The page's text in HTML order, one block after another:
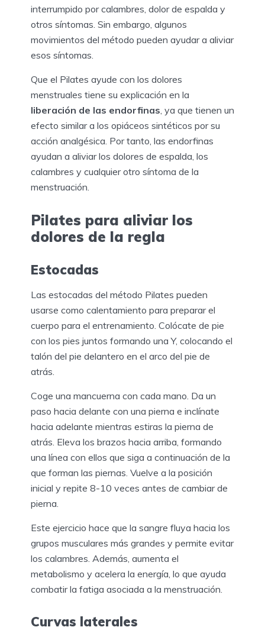
interrumpido por calambres, dolor de espalda y
otros síntomas. Sin embargo, algunos
movimientos del método pueden ayudar a aliviar
esos síntomas.
Que el Pilates ayude con los dolores
menstruales tiene su explicación en la
liberación de las endorfinas, ya que tienen un
efecto similar a los opiáceos sintéticos por su
acción analgésica. Por tanto, las endorfinas
ayudan a aliviar los dolores de espalda, los
calambres y cualquier otro síntoma de la
menstruación.
Pilates para aliviar los
dolores de la regla
Estocadas
Las estocadas del método Pilates pueden
usarse como calentamiento para preparar el
cuerpo para el entrenamiento. Colócate de pie
con los pies juntos formando una Y, colocando el
talón del pie delantero en el arco del pie de
atrás.
Coge una mancuerna con cada mano. Da un
paso hacia delante con una pierna e inclínate
hacia adelante mientras estiras la pierna de
atrás. Eleva los brazos hacia arriba, formando
una línea con ellos que siga a continuación de la
que forman las piernas. Vuelve a la posición
inicial y repite 8-10 veces antes de cambiar de
pierna.
Este ejercicio hace que la sangre fluya hacia los
grupos musculares más grandes y permite evitar
los calambres. Además, aumenta el
metabolismo y acelera la energía, lo que ayuda
combatir la fatiga asociada a la menstruación.
Curvas laterales